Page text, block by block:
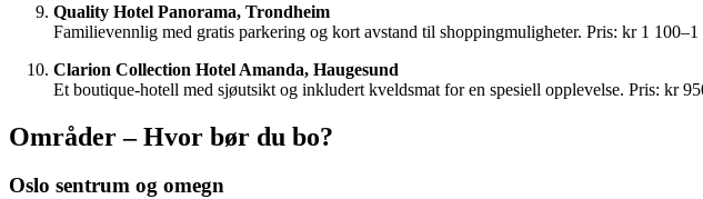
Quality Hotel Panorama, Trondheim
Familievennlig med gratis parkering og kort avstand til shoppingmuligheter. Pris: kr 1 100–1
Clarion Collection Hotel Amanda, Haugesund
Et boutique-hotell med sjøutsikt og inkludert kveldsmat for en spesiell opplevelse. Pris: kr
Områder – Hvor bør du bo?
Oslo sentrum og omegn